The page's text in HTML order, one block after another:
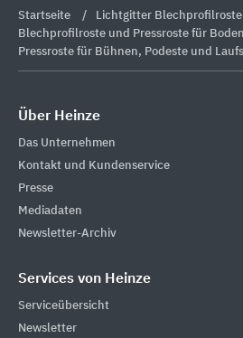
Startseite
Lichtgitter Blechprofilroste
Blechprofilroste und Pressroste für
Pressroste für Bühnen, Podeste und
Über Heinze
Das Unternehmen
Kontakt und Kundenservice
Presse
Mediadaten
Newsletter-Archiv
Services von Heinze
Serviceübersicht
Newsletter